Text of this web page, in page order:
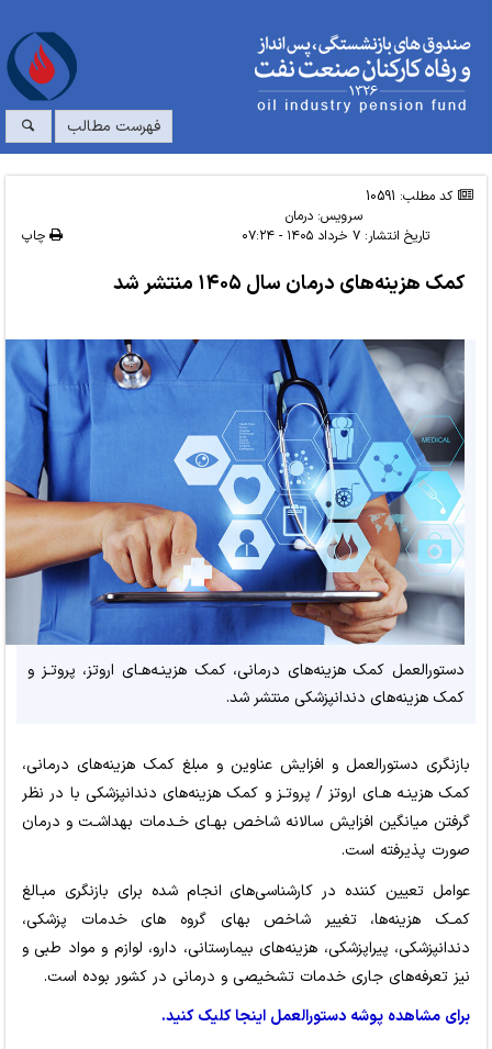
فهرست مطالب
کد مطلب: 10591
سرویس: درمان
تاریخ انتشار:۷ خرداد ۱۴۰۵ - ۰۷:۲۴ چاپ
کمک‌ هزینه‌های درمان سال ۱۴۰۵ منتشر شد
دستورالعمل کمک هزینه‌های درمانی، کمک هزینـه‌هـای اروتز، پروتـز و
کمک هزینه‌های دندانپزشکی منتشر شد.
بازنگری دستورالعمل و افزایش عناوین و مبلغ کمک هزینه‌های درمانی،
کمک هزینـه هـای اروتز / پروتـز و کمک هزینه‌های دندانپزشکی با در نظر
گرفتن میانگین افزایش سالانه شاخص بهـای خـدمات بهداشـت و درمان
صورت پذیرفته است.
عوامل تعیین کننده در کارشناسی‌های انجام شده برای بازنگری مبـالغ
کمـک هزینه‌ها، تغییر شاخص بهای گروه های خدمات پزشکی،
دندانپزشکی، پیراپزشکی، هزینه‌های بیمارستانی، دارو، لوازم و مواد طبی و
نیز تعرفه‌های جاری خدمات تشخیصی و درمانی در کشور بوده است.
برای مشاهده پوشه دستورالعمل اینجا کلیک کنید.